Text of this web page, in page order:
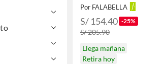
Por FALABELLA
S/ 154.40 -25%
S/ 205.90
Llega mañana
Retira hoy